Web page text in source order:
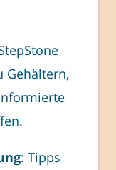
Gehältern,
: Tipps